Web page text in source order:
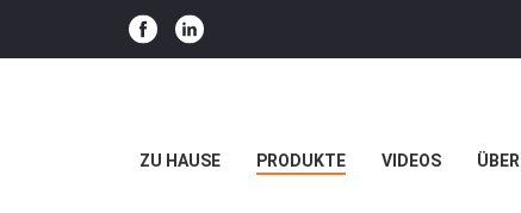
ZU HAUSE PRODUKTE VIDEOS